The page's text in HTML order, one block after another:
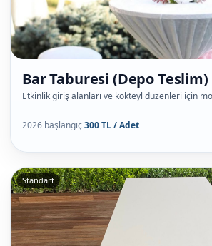
Bar Taburesi (Depo Teslim)
Etkinlik giriş alanları ve kokteyl düzenleri için
2026 başlangıç300 TL / Adet
Standart